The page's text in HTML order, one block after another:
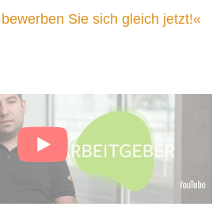
Sie sich gleich jetzt!